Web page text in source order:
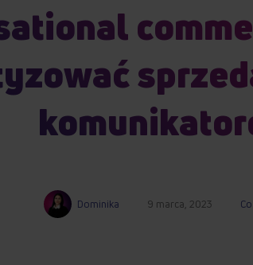
Dominika 9 marca, 2023